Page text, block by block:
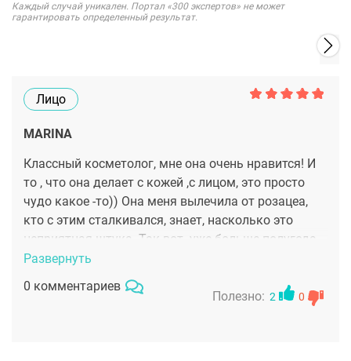
Каждый случай уникален. Портал «300 экспертов» не может
гарантировать определенный результат.
Лицо
MARINA
Классный косметолог, мне она очень нравится! И
то , что она делает с кожей ,с лицом, это просто
чудо какое -то)) Она меня вылечила от розацеа,
кто с этим сталкивался, знает, насколько это
неприятная штука. Так вот .уже больше полугода
прошло, и нет никаких высыпаний больше! Для
меня это чудо! Марина Владимировна
профессионал с большой буквы!
Развернуть
0 комментариев
Полезно: 2 0